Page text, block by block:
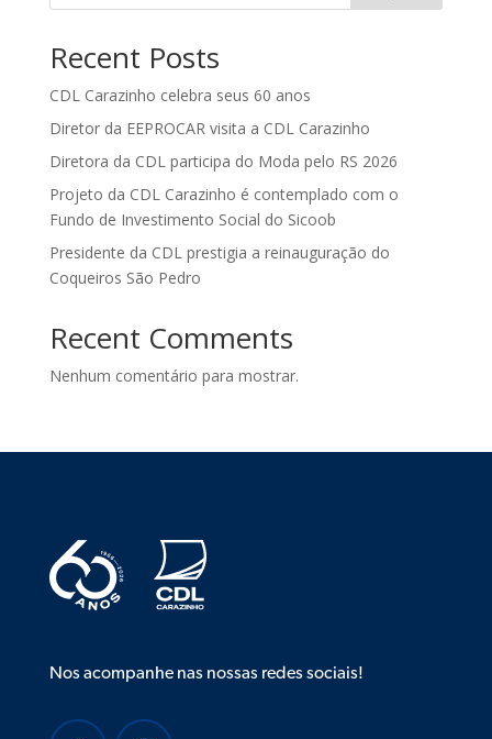
Recent Posts
CDL Carazinho celebra seus 60 anos
Diretor da EEPROCAR visita a CDL Carazinho
Diretora da CDL participa do Moda pelo RS 2026
Projeto da CDL Carazinho é contemplado com o
Fundo de Investimento Social do Sicoob
Presidente da CDL prestigia a reinauguração do
Coqueiros São Pedro
Recent Comments
Nenhum comentário para mostrar.
Nos acompanhe nas nossas redes sociais!